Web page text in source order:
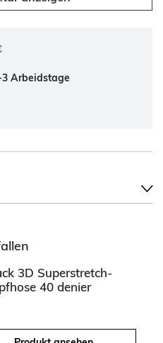
3 Arbeidstage
3D Superstretch-
40 denier